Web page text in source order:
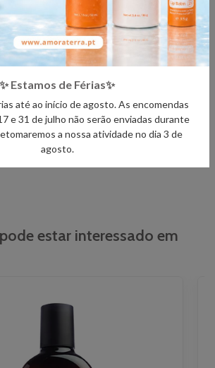
1 Reveja
Ordenar por: Mais Recente
Alfacinha em 2025-01-20 09:46
estar interessado em
✨ Estamos de Férias✨
até ao início de agosto. As encomendas
e 31 de julho não serão enviadas durante
a nossa atividade no dia 3 de
agosto.